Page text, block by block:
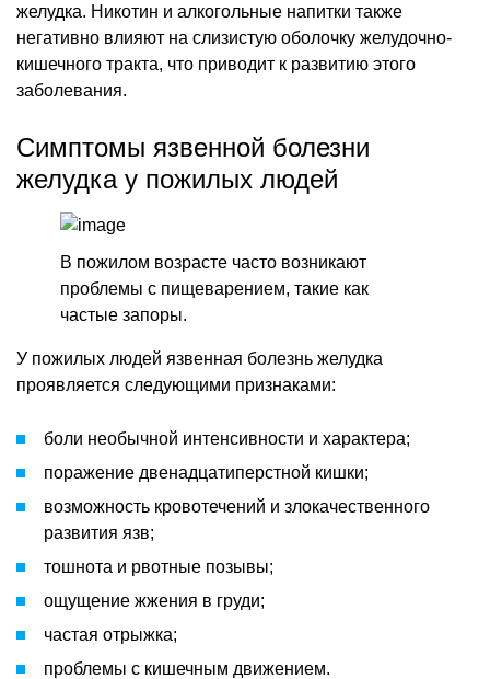
желудка. Никотин и алкогольные напитки также
негативно влияют на слизистую оболочку желудочно-
кишечного тракта, что приводит к развитию этого
заболевания.
Симптомы язвенной болезни
желудка у пожилых людей
В пожилом возрасте часто возникают
проблемы с пищеварением, такие как
частые запоры.
У пожилых людей язвенная болезнь желудка
проявляется следующими признаками:
боли необычной интенсивности и характера;
поражение двенадцатиперстной кишки;
возможность кровотечений и злокачественного
развития язв;
тошнота и рвотные позывы;
ощущение жжения в груди;
частая отрыжка;
проблемы с кишечным движением.